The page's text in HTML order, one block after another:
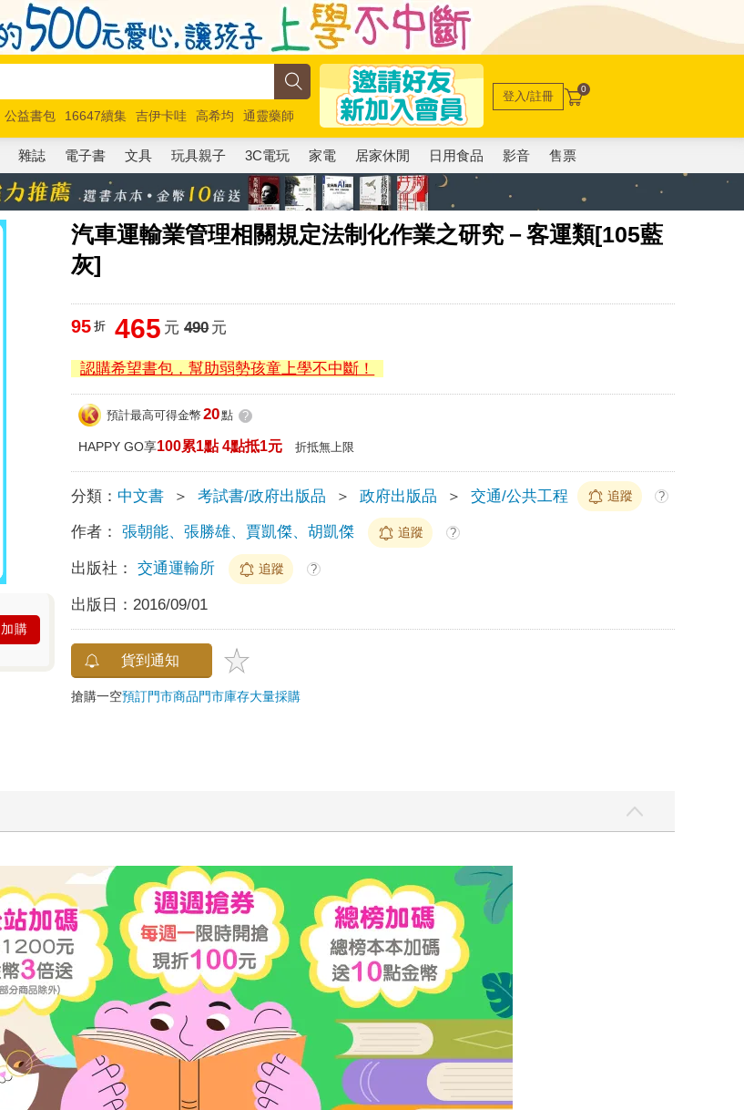
公益書包 16647續集 吉伊卡哇 高希均
通靈藥師
馬斯克 玩具總動員5 超慢跑
登入/註冊 0
雜誌 電子書 文具 玩具親子 3C電玩 家電 居家休閒 日用食品 影音 售票
汽車運輸業管理相關規定法制化作業之研究－客運類[105藍
灰]
加購
95 折 465 元 490元
認購希望書包，幫助弱勢孩童上學不中斷！
預計最高可得金幣 20點 ?
HAPPY GO享100累1點 4點抵1元 折抵無上限
分類： 中文書 ＞ 考試書/政府出版品 ＞ 政府出版品 ＞ 交通/公共工程 追蹤 ?
作者： 張朝能、張勝雄、賈凱傑、胡凱傑 追蹤 ?
出版社： 交通運輸所 追蹤 ?
出版日： 2016/09/01
貨到通知
搶購一空預訂門市商品門市庫存大量採購